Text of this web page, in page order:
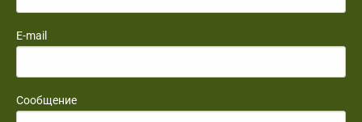
E-mail
Сообщение